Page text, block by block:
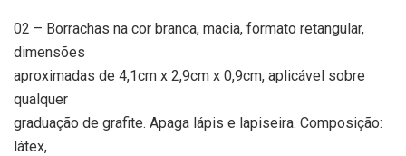
02 – Borrachas na cor branca, macia, formato retangular,
dimensões
aproximadas de 4,1cm x 2,9cm x 0,9cm, aplicável sobre
qualquer
graduação de grafite. Apaga lápis e lapiseira. Composição:
látex,